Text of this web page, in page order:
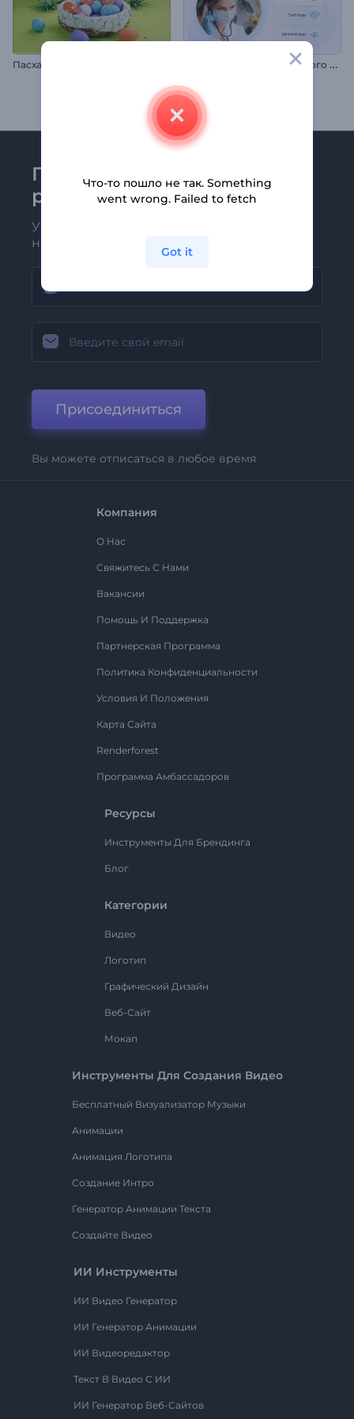
Пасхальное интро с яйцами П
резентация медицинского центра
Присоединяйтесь к
рассылке Renderforest
Узнавайте о последних новостях и
новых предложениях первыми
Присоединиться
Вы можете отписаться в любое время
Компания
О Нас
Свяжитесь С Нами
Вакансии
Помощь И Поддержка
Партнерская Программа
Политика Конфиденциальности
Условия И Положения
Карта Сайта
Renderforest
Программа Амбассадоров
Ресурсы
Инструменты Для Брендинга
Блог
Категории
Видео
Логотип
Графический Дизайн
Веб-Сайт
Мокап
Инструменты Для Создания Видео
Бесплатный Визуализатор Музыки
Анимации
Анимация Логотипа
Создание Интро
Генератор Анимации Текста
Создайте Видео
ИИ Инструменты
ИИ Видео Генератор
ИИ Генератор Анимации
ИИ Видеоредактор
Текст В Видео С ИИ
ИИ Генератор Веб-Сайтов
Что-то пошло не так. Something
went wrong. Failed to fetch
Got it